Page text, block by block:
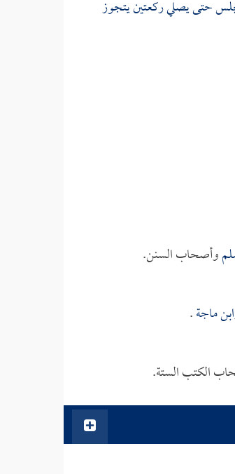
حتى يصلي ركعتين يتجوز
وأصحاب السنن.
ابن ماجة.
الكتب الستة.